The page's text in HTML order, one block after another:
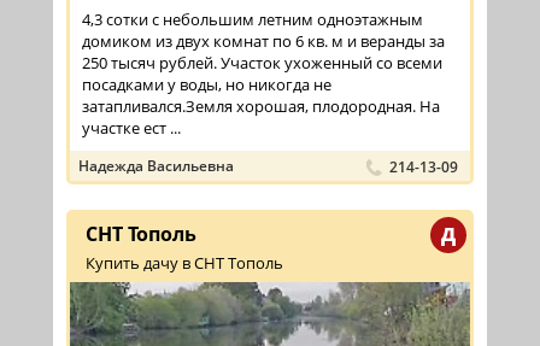
4,3 сотки с небольшим летним одноэтажным
домиком из двух комнат по 6 кв. м и веранды за
250 тысяч рублей. Участок ухоженный со всеми
посадками у воды, но никогда не
затапливался.Земля хорошая, плодородная. На
участке ест ...
Надежда Васильевна 214-13-09
Д
СНТ Тополь
Купить дачу в СНТ Тополь